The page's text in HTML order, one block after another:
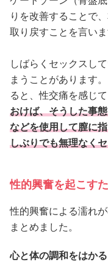
りを改善することで
取り戻すことを言いま
しばらくセックスし
まうことがあります
ると、性交痛を感じて
おけば、そうした事
などを使用して膣に
しぶりでも無理なく
性的興奮を起こす
性的興奮による濡れ
まとめました。
心と体の調和をはかる